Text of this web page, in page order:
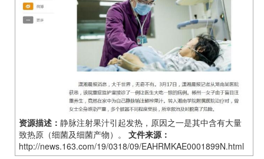
资源描述： 静脉注射果汁引起发热，原因之一是其中含有大量
致热原（细菌及细菌产物）。 文件来源：
http://news.163.com/19/0318/09/EAHRMKAE0001899N.html